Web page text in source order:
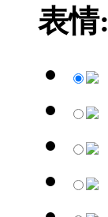
表情: